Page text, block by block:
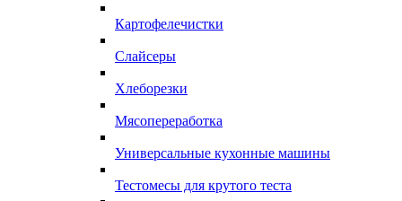
Картофелечистки
Слайсеры
Хлеборезки
Мясопереработка
Универсальные кухонные машины
Тестомесы для крутого теста